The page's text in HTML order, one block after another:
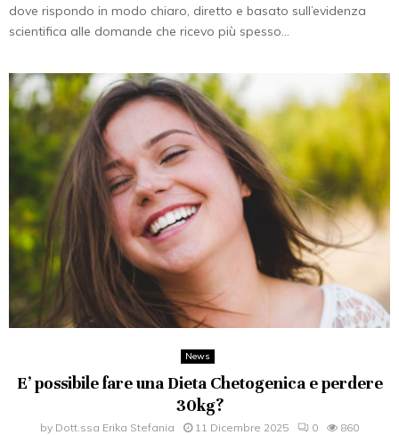
dove rispondo in modo chiaro, diretto e basato sull’evidenza
scientifica alle domande che ricevo più spesso...
News
E’ possibile fare una Dieta Chetogenica e perdere
30kg?
by Dott.ssa Erika Stefania 11 Dicembre 2025 0 860